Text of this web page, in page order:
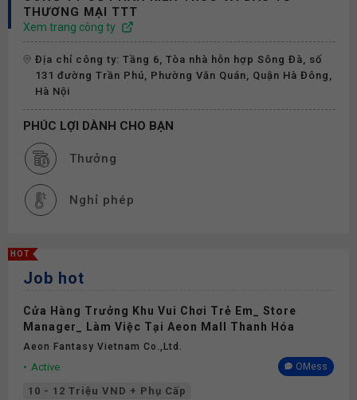
THƯƠNG MẠI TTT
Xem trang công ty
Địa chỉ công ty: Tầng 6, Tòa nhà hỗn hợp Sông Đà, số
131 đường Trần Phú, Phường Văn Quán, Quận Hà Đông,
Hà Nội
PHÚC LỢI DÀNH CHO BẠN
Thưởng
Nghỉ phép
HOT
Job hot
Cửa Hàng Trưởng Khu Vui Chơi Trẻ Em_ Store
Manager_ Làm Việc Tại Aeon Mall Thanh Hóa
Aeon Fantasy Vietnam Co.,ltd.
Active OMess
10 - 12 Triệu VND + Phụ Cấp